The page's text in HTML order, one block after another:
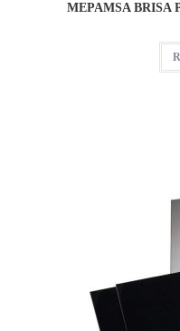
MEPAMSA BRISA